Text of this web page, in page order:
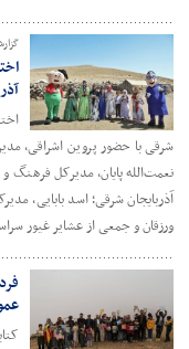
شرقی با حضور پروین اشراقی،
نعمت‌الله پایان، مدیرکل فرهنگ
آذربایجان شرقی؛ اسد بابایی،
ورزقان و جمعی از عشایر غیور